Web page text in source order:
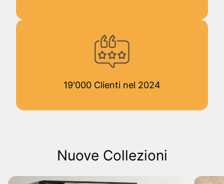
19'000 Clienti nel 2024
Nuove Collezioni